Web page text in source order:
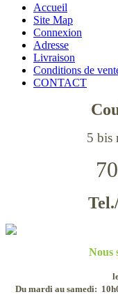
Accueil
Site Map
Connexion
Adresse
Livraison
Conditions de
CONTACT
5 bis
Nous
Du mardi au samedi: